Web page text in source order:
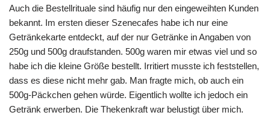
Auch die Bestellrituale sind häufig nur den eingeweihten Kunden
bekannt. Im ersten dieser Szenecafes habe ich nur eine
Getränkekarte entdeckt, auf der nur Getränke in Angaben von
250g und 500g draufstanden. 500g waren mir etwas viel und so
habe ich die kleine Größe bestellt. Irritiert musste ich feststellen,
dass es diese nicht mehr gab. Man fragte mich, ob auch ein
500g-Päckchen gehen würde. Eigentlich wollte ich jedoch ein
Getränk erwerben. Die Thekenkraft war belustigt über mich.